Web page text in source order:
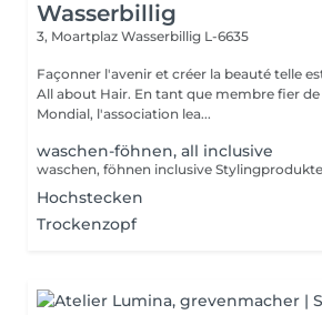
Wasserbillig
3, Moartplaz Wasserbillig L-6635
Façonner l'avenir et créer la beauté telle est notre mission chez
All about Hair. En tant que membre fier
Mondial, l'association lea...
waschen-föhnen, all inclusive
waschen, föhnen inclusive Stylingprodukte
Hochstecken
Trockenzopf